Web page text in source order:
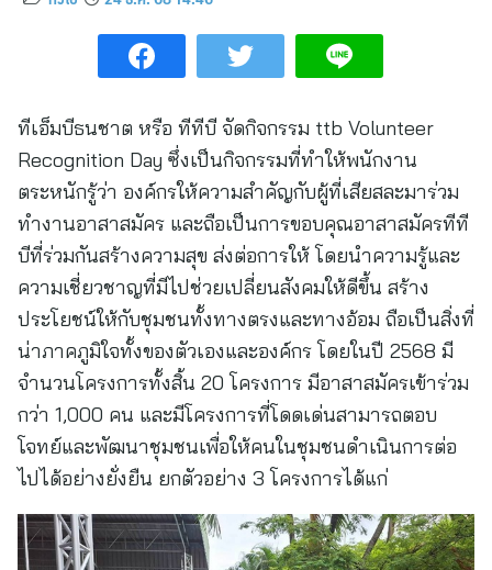
ทีเอ็มบีธนชาต หรือ ทีทีบี จัดกิจกรรม ttb Volunteer
Recognition Day ซึ่งเป็นกิจกรรมที่ทำให้พนักงาน
ตระหนักรู้ว่า องค์กรให้ความสำคัญกับผู้ที่เสียสละมาร่วม
ทำงานอาสาสมัคร และถือเป็นการขอบคุณอาสาสมัครทีที
บีที่ร่วมกันสร้างความสุข ส่งต่อการให้ โดยนำความรู้และ
ความเชี่ยวชาญที่มีไปช่วยเปลี่ยนสังคมให้ดีขึ้น สร้าง
ประโยชน์ให้กับชุมชนทั้งทางตรงและทางอ้อม ถือเป็นสิ่งที่
น่าภาคภูมิใจทั้งของตัวเองและองค์กร โดยในปี 2568 มี
จำนวนโครงการทั้งสิ้น 20 โครงการ มีอาสาสมัครเข้าร่วม
กว่า 1,000 คน และมีโครงการที่โดดเด่นสามารถตอบ
โจทย์และพัฒนาชุมชนเพื่อให้คนในชุมชนดำเนินการต่อ
ไปได้อย่างยั่งยืน ยกตัวอย่าง 3 โครงการได้แก่